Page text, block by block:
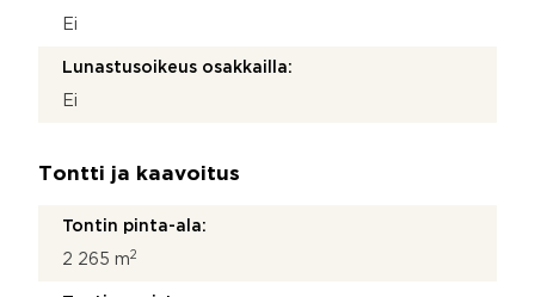
Ei
Lunastusoikeus osakkailla:
Ei
Tontti ja kaavoitus
Tontin pinta-ala:
2 265 m2